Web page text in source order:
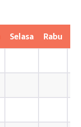
Selasa Rabu